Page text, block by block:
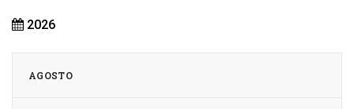
2026
AGOSTO